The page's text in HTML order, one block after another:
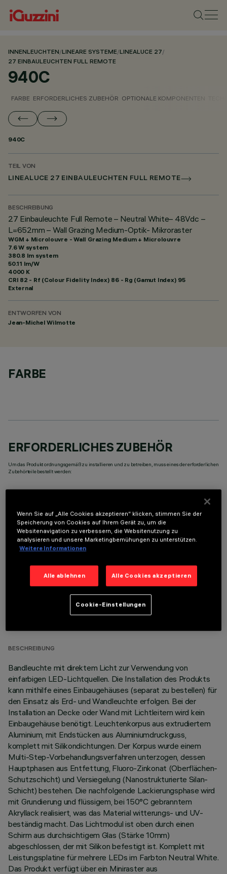
INNENLEUCHTEN/LINEARE SYSTEME/LINEALUCE 27/
27 EINBAULEUCHTEN FULL REMOTE
940C
FARBE ERFORDERLICHES ZUBEHÖR OPTIONALE KOMPONENTEN
940C
TEIL VON
LINEALUCE 27 EINBAULEUCHTEN FULL REMOTE
BESCHREIBUNG
27 Einbauleuchte Full Remote – Neutral White– 48Vdc –
L=652mm – Wall Grazing Medium-Optik- Mikroraster
WGM + Microlouvre - Wall Grazing Medium + Microlouvre
7.6 W system
380.8 lm system
50.11 lm/W
4000 K
CRI 82 - Rf (Colour Fidelity Index) 86 - Rg (Gamut Index) 95
External
ENTWORFEN VON
Jean-Michel Wilmotte
FARBE
ERFORDERLICHES ZUBEHÖR
Um das Produkt ordnungsgemäß zu installieren und zu betreiben, muss eines der erforderlichen
Zubehörteile bestellt werden:
OPTIONALE KOMPONENTEN
TECHNISCHE DATEN
BESCHREIBUNG
Bandleuchte mit direktem Licht zur Verwendung von
einfarbigen LED-Lichtquellen. Die Installation des Produkts
kann mithilfe eines Einbaugehäuses (separat zu bestellen) für
den Einsatz als Erd- und Wandleuchte erfolgen. Bei der
Installation an Decke oder Wand mit Lichtleitern wird kein
Einbaugehäuse benötigt. Leuchtenkorpus aus extrudiertem
Aluminium, mit Endstücken aus Aluminiumdruckguss,
komplett mit Silikondichtungen. Der Korpus wurde einem
Multi-Step-Vorbehandlungsverfahren unterzogen, dessen
Hauptphasen aus Entfettung, Fluoro-Zinkonat (Oberflächen-
Schutzschicht) und Versiegelung (Nanostrukturierte Silan-
Schicht) bestehen. Die nachfolgende Lackierungsphase wird
mit Grundierung und flüssigem, bei 150°C gebranntem
Akryllack realisiert, was das Material witterungs- und UV-
beständig macht. Das Lichtmodul ist oben durch einen
Schirm aus durchsichtigem Glas (Stärke 10mm)
abgeschlossen, der mit Silikon befestigt ist. Komplett mit
Leistungsplatine für mehrere LEDs im Farbton Neutral White.
Das Produkt verfügt über ein Miniraster aus
Wenn Sie auf „Alle Cookies akzeptieren“ klicken, stimmen Sie der
Speicherung von Cookies auf Ihrem Gerät zu, um die
Websitenavigation zu verbessern, die Websitenutzung zu
analysieren und unsere Marketingbemühungen zu unterstützen.
Weitere Informationen
Alle ablehnen Alle Cookies akzeptieren
Cookie-Einstellungen